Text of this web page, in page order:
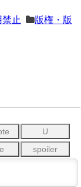
止
版権・版